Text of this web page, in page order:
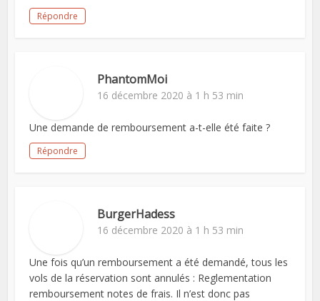
Répondre
PhantomMoi
16 décembre 2020 à 1 h 53 min
Une demande de remboursement a-t-elle été faite ?
Répondre
BurgerHadess
16 décembre 2020 à 1 h 53 min
Une fois qu’un remboursement a été demandé, tous les
vols de la réservation sont annulés : Reglementation
remboursement notes de frais. Il n’est donc pas